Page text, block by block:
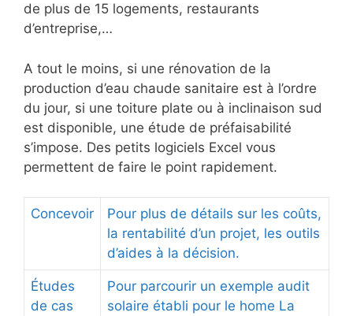
de plus de 15 logements, restaurants
d’entreprise,…
A tout le moins, si une rénovation de la
production d’eau chaude sanitaire est à l’ordre
du jour, si une toiture plate ou à inclinaison sud
est disponible, une étude de préfaisabilité
s’impose. Des petits logiciels Excel vous
permettent de faire le point rapidement.
Concevoir
Pour plus de détails sur les coûts,
la rentabilité d’un projet, les outils
d’aides à la décision.
Études
de cas
Pour parcourir un exemple audit
solaire établi pour le home La